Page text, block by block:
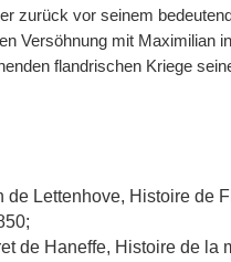
zurück vor seinem
Versöhnung mit Maximilian
flandrischen Kriege
de Lettenhove, Histoire de
de Haneffe, Histoire de la